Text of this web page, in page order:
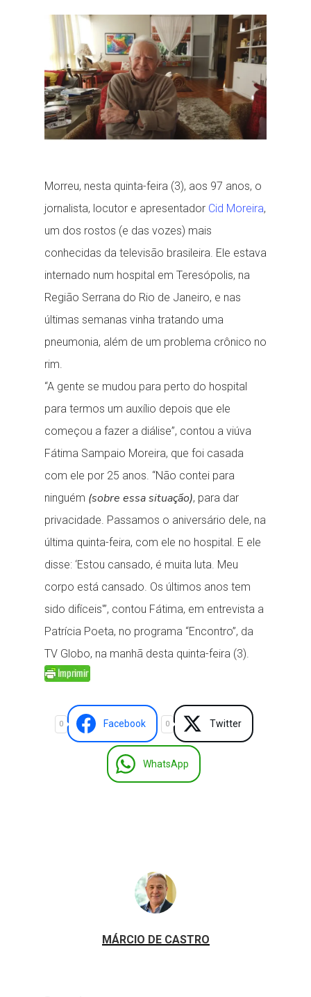
Morreu, nesta quinta-feira (3), aos 97 anos, o
jornalista, locutor e apresentador Cid Moreira,
um dos rostos (e das vozes) mais
conhecidas da televisão brasileira. Ele estava
internado num hospital em Teresópolis, na
Região Serrana do Rio de Janeiro, e nas
últimas semanas vinha tratando uma
pneumonia, além de um problema crônico no
rim.
“A gente se mudou para perto do hospital
para termos um auxílio depois que ele
começou a fazer a diálise”, contou a viúva
Fátima Sampaio Moreira, que foi casada
com ele por 25 anos. “Não contei para
ninguém (sobre essa situação), para dar
privacidade. Passamos o aniversário dele, na
última quinta-feira, com ele no hospital. E ele
disse: ‘Estou cansado, é muita luta. Meu
corpo está cansado. Os últimos anos tem
sido difíceis'”, contou Fátima, em entrevista a
Patrícia Poeta, no programa “Encontro”, da
TV Globo, na manhã desta quinta-feira (3).
0 Facebook 0 Twitter
WhatsApp
MÁRCIO DE CASTRO